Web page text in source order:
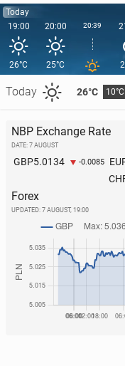
Today
19:00
26°C
Today 26°C 10°C
20:00
25°C
20:39
NBP Exchange Rate
DATE: 7 AUGUST
GBP5.0134 -0.0085
Forex
UPDATED: 7 AUGUST, 19:00